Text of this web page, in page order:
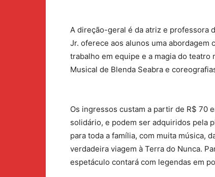
A direção-geral é da atriz e professora
Jr. oferece aos alunos uma abordagem
trabalho em equipe e a magia do teatro
Musical de Blenda Seabra e
Os ingressos custam a partir de R$ 70
solidário, e podem ser adquiridos pela
para toda a família, com muita música,
verdadeira viagem à Terra do Nunca.
espetáculo contará com legendas em